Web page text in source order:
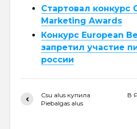
Стартовал конкурс
Marketing Awards
Конкурс European
запретил участие
россии
Csu alus купила
Piebalgas alus
В